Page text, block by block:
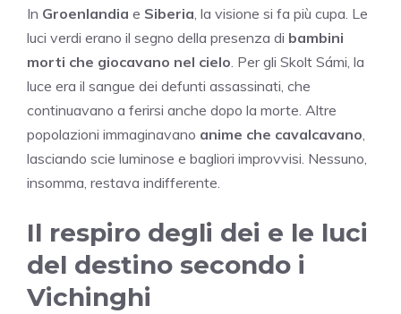
In Groenlandia e Siberia, la visione si fa più cupa. Le
luci verdi erano il segno della presenza di bambini
morti che giocavano nel cielo. Per gli Skolt Sámi, la
luce era il sangue dei defunti assassinati, che
continuavano a ferirsi anche dopo la morte. Altre
popolazioni immaginavano anime che cavalcavano,
lasciando scie luminose e bagliori improvvisi. Nessuno,
insomma, restava indifferente.
Il respiro degli dei e le luci
del destino secondo i
Vichinghi